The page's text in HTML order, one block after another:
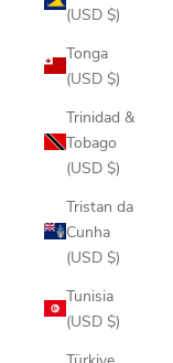
(USD $)
Tonga
(USD $)
Trinidad &
Tobago
(USD $)
Tristan da
Cunha
(USD $)
Tunisia
(USD $)